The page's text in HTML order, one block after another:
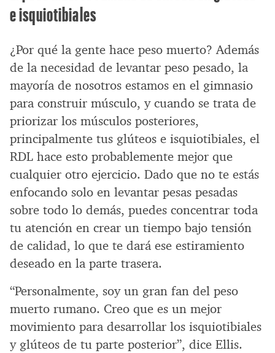
e isquiotibiales
¿Por qué la gente hace peso muerto? Además
de la necesidad de levantar peso pesado, la
mayoría de nosotros estamos en el gimnasio
para construir músculo, y cuando se trata de
priorizar los músculos posteriores,
principalmente tus glúteos e isquiotibiales, el
RDL hace esto probablemente mejor que
cualquier otro ejercicio. Dado que no te estás
enfocando solo en levantar pesas pesadas
sobre todo lo demás, puedes concentrar toda
tu atención en crear un tiempo bajo tensión
de calidad, lo que te dará ese estiramiento
deseado en la parte trasera.
“Personalmente, soy un gran fan del peso
muerto rumano. Creo que es un mejor
movimiento para desarrollar los isquiotibiales
y glúteos de tu parte posterior”, dice Ellis.